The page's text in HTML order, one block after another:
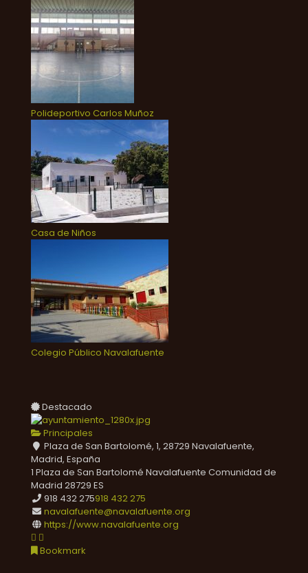
Polideportivo Carlos Muñoz
Casa de Niños
Colegio Público Navalafuente
Destacado
Principales
Plaza de San Bartolomé, 1, 28729 Navalafuente,
Madrid, España
1 Plaza de San Bartolomé Navalafuente Comunidad de
Madrid 28729 ES
918 432 275918 432 275
navalafuente@navalafuente.org
https://www.navalafuente.org
Bookmark